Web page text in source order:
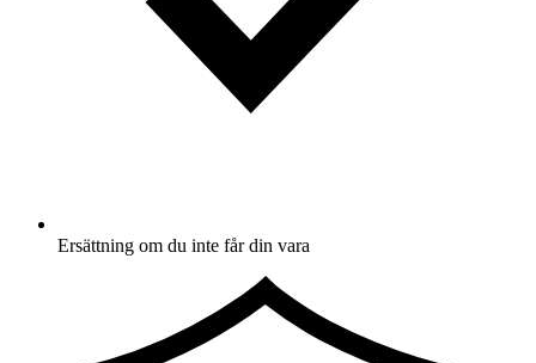
Ersättning om du inte får din vara